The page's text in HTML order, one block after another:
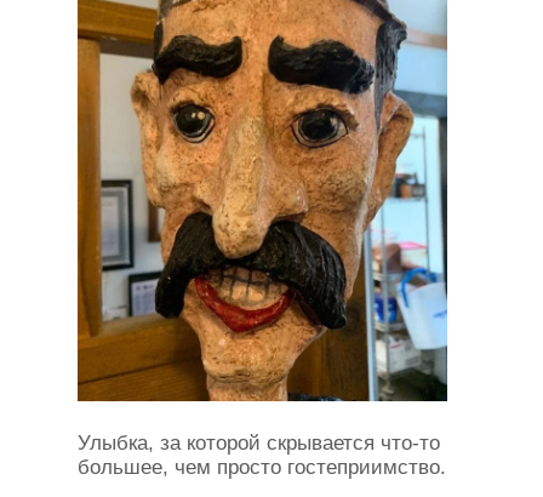
Улыбка, за которой скрывается что-то
большее, чем просто гостеприимство.